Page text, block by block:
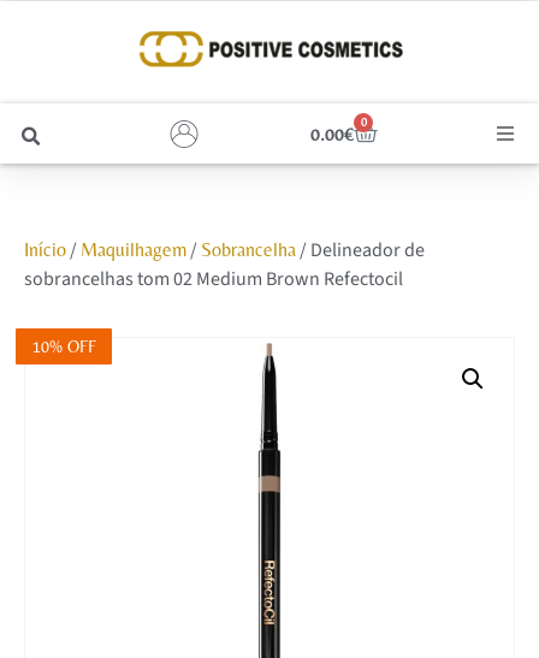
0.00€
0
Unhas
Início/ Maquilhagem/ Sobrancelha/ Delineador de
sobrancelhas tom 02 Medium Brown Refectocil
10% OFF